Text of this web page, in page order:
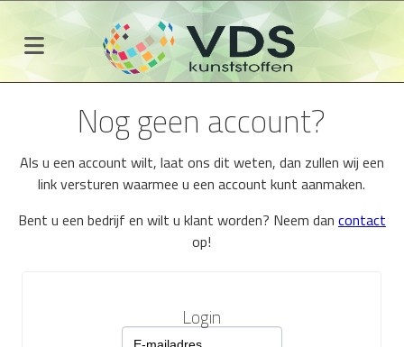
Nog geen account?
Als u een account wilt, laat ons dit weten, dan zullen wij een
link versturen waarmee u een account kunt aanmaken.
Bent u een bedrijf en wilt u klant worden? Neem dan contact
op!
Login